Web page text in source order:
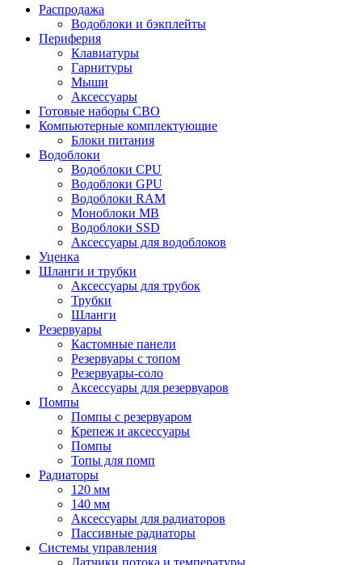
Распродажа
Водоблоки и бэкплейты
Периферия
Клавиатуры
Гарнитуры
Мыши
Аксессуары
Готовые наборы СВО
Компьютерные комплектующие
Блоки питания
Водоблоки
Водоблоки CPU
Водоблоки GPU
Водоблоки RAM
Моноблоки MB
Водоблоки SSD
Аксессуары для водоблоков
Уценка
Шланги и трубки
Аксессуары для трубок
Трубки
Шланги
Резервуары
Кастомные панели
Резервуары с топом
Резервуары-соло
Аксессуары для резервуаров
Помпы
Помпы с резервуаром
Крепеж и аксессуары
Помпы
Топы для помп
Радиаторы
120 мм
140 мм
Аксессуары для радиаторов
Пассивные радиаторы
Системы управления
Датчики потока и температуры